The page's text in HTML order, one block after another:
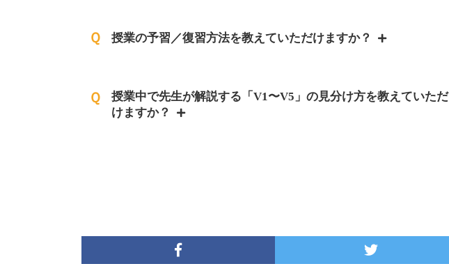
Ｑ 授業の予習／復習方法を教えていただけますか？
Ｑ
授業中で先生が解説する「V1〜V5」の見分け方を教えていただ
けますか？